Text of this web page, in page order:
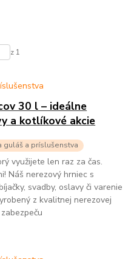
z 1
30 l – ideálne
a kotlíkové akcie
guláš a príslušenstva
využijete len raz za čas.
Náš nerezový hrniec s
svadby, oslavy či varenie
z kvalitnej nerezovej